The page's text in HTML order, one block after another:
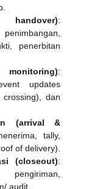
:
penerbitan
:
updates
dan
(arrival &
tally,
of delivery).
(closeout):
audit.